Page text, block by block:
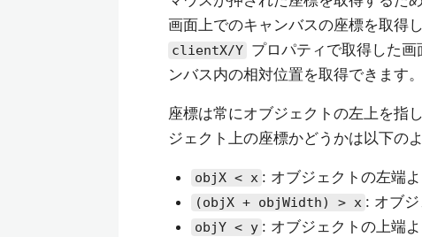
画面上でのキャンバスの座標を取得し
clientX/Y プロパティで取得した
ンバス内の相対位置を取得できます。
座標は常にオブジェクトの左上を指
ジェクト上の座標かどうかは以下の
objX < x : オブジェクトの左端
(objX + objWidth) > x : オブ
objY < y : オブジェクトの上端